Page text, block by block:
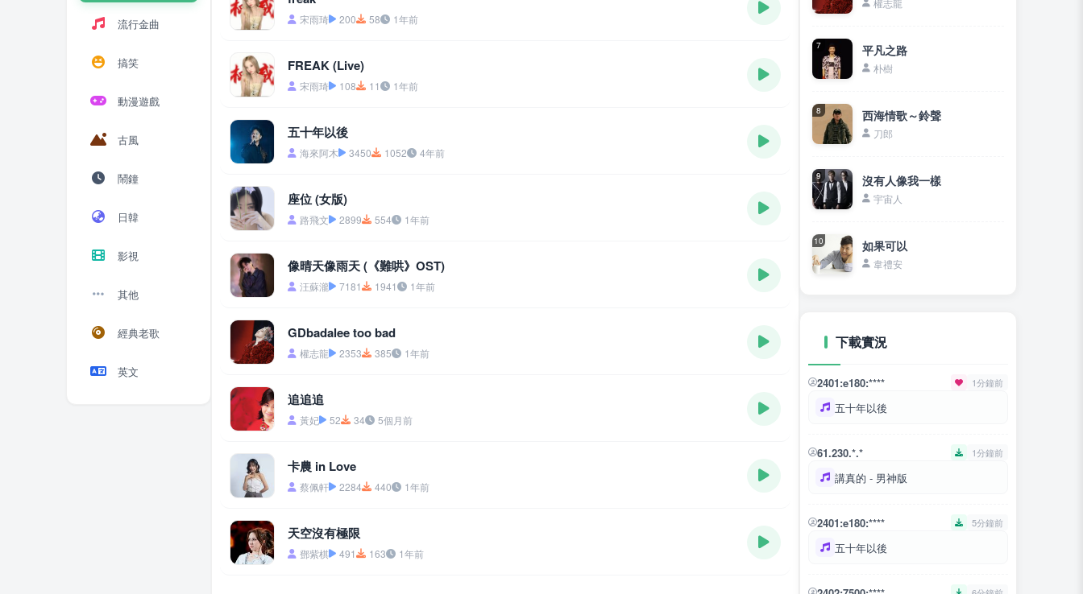
流行金曲
搞笑
動漫遊戲
古風
鬧鐘
日韓
影視
其他
經典老歌
英文
宋雨琦 200 58 1年前
FREAK (Live)
宋雨琦 108 11 1年前
五十年以後
海來阿木 3450 1052 4年前
座位 (女版)
路飛文 2899 554 1年前
像晴天像雨天 (《難哄》OST)
汪蘇瀧 7181 1941 1年前
GDbadalee too bad
權志龍 2353 385 1年前
追追追
黃妃 52 34 5個月前
卡農 in Love
蔡佩軒 2284 440 1年前
天空沒有極限
鄧紫棋 491 163 1年前
7 平凡之路
朴樹
8 西海情歌～鈴聲
刀郎
9 沒有人像我一樣
宇宙人
10 如果可以
韋禮安
下載實況
2401:e180:**** 1分鐘前
五十年以後
61.230.*.* 1分鐘前
講真的 - 男神版
2401:e180:**** 5分鐘前
五十年以後